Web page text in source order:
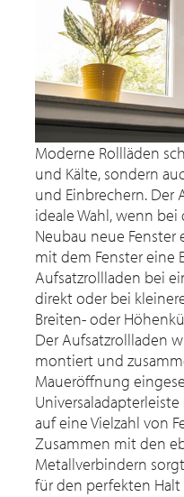
Moderne Rollläden
und Kälte, sondern
und Einbrechern. Der
ideale Wahl, wenn
Neubau neue
mit dem Fenster eine
Aufsatzrollladen bei
direkt oder bei
Breiten- oder
Der Aufsatzrollladen
montiert und
Maueröffnung
auf eine Vielzahl von
Zusammen mit den
Metallverbindern
für den perfekten Halt